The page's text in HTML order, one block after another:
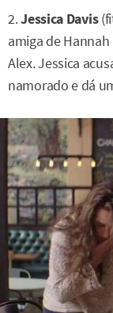
2.Jessica Davis
amiga de
Alex. Jessica
namorado e dá